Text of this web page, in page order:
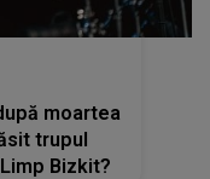
moartea
trupul
Bizkit?